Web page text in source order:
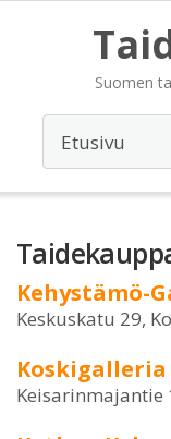
Suomen
Kehystämö-
Keskuskatu 29,
Koskigalleria
Keisarinmajantie